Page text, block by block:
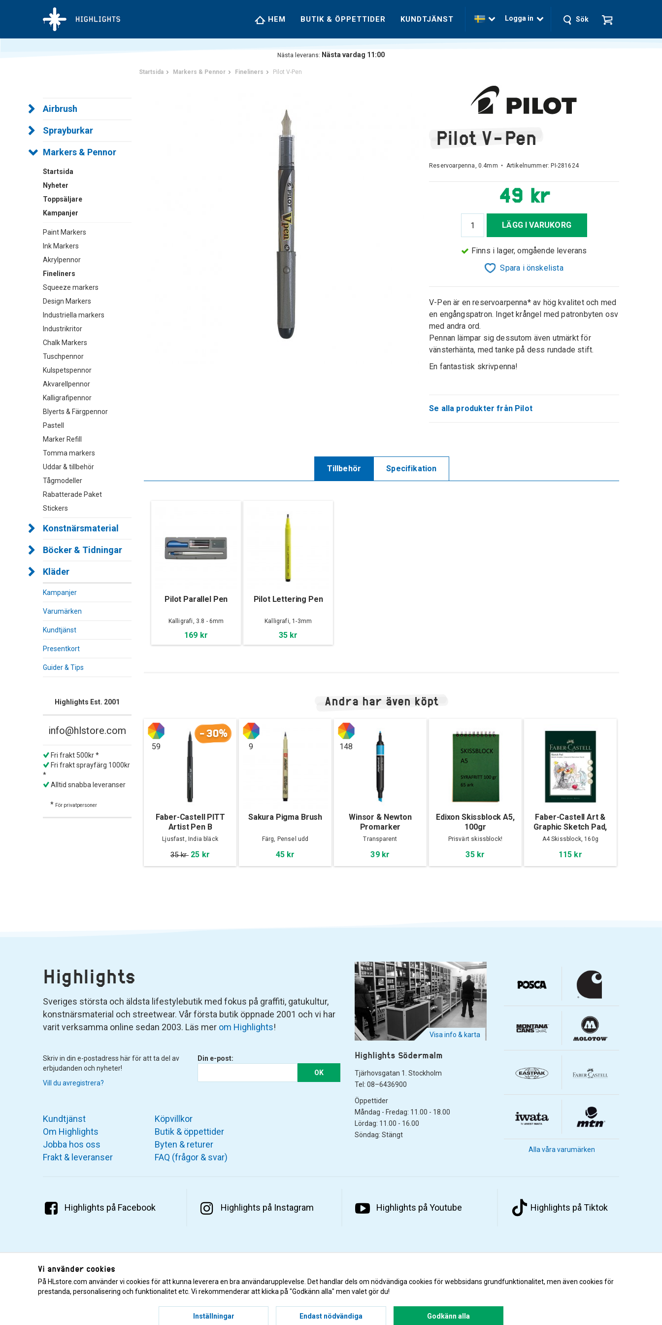
HEM BUTIK & ÖPPETTIDER KUNDTJÄNST Logga in Sök
Nästa leverans: Nästa vardag 11:00
Airbrush
Sprayburkar
Markers & Pennor
Startsida
Nyheter
Toppsäljare
Kampanjer
Paint Markers
Ink Markers
Akrylpennor
Fineliners
Squeeze markers
Design Markers
Industriella markers
Industrikritor
Chalk Markers
Tuschpennor
Kulspetspennor
Akvarellpennor
Kalligrafipennor
Blyerts & Färgpennor
Pastell
Marker Refill
Tomma markers
Uddar & tillbehör
Tågmodeller
Rabatterade Paket
Stickers
Konstnärsmaterial
Böcker & Tidningar
Kläder
Kampanjer
Varumärken
Kundtjänst
Presentkort
Guider & Tips
Highlights Est. 2001
info@hlstore.com
Fri frakt 500kr *
Fri frakt sprayfärg 1000kr
*
Alltid snabba leveranser
* För privatpersoner
Startsida Markers & Pennor Fineliners Pilot V-Pen
Pilot V-Pen
Reservoarpenna, 0.4mm • Artikelnummer: PI-281624
49 kr
LÄGG I VARUKORG
Finns i lager, omgående leverans
Spara i önskelista
V-Pen är en reservoarpenna* av hög kvalitet och med
en engångspatron. Inget krångel med patronbyten osv
med andra ord.
Pennan lämpar sig dessutom även utmärkt för
vänsterhänta, med tanke på dess rundade stift.
En fantastisk skrivpenna!
Se alla produkter från Pilot
Tillbehör Specifikation
Pilot Parallel Pen
Kalligrafi, 3.8 - 6mm
169 kr
Pilot Lettering Pen
Kalligrafi, 1-3mm
35 kr
Andra har även köpt
-30%
59
Faber-Castell PITT
Artist Pen B
Ljusfast, India bläck
35 kr 25 kr
9
Sakura Pigma Brush
Färg, Pensel udd
45 kr
148
Winsor & Newton
Promarker
Transparent
39 kr
Edixon Skissblock A5,
100gr
Prisvärt skissblock!
35 kr
Faber-Castell Art &
Graphic Sketch Pad,
A4
A4 Skissblock, 160g
115 kr
Highlights
Sveriges största och äldsta lifestylebutik med fokus på graffiti, gatukultur,
konstnärsmaterial och streetwear. Vår första butik öppnade 2001 och vi har
varit verksamma online sedan 2003. Läs mer om Highlights!
Skriv in din e-postadress här för att ta del av
erbjudanden och nyheter!
Vill du avregistrera?
Din e-post:
OK
Visa info & karta
Highlights Södermalm
Tjärhovsgatan 1. Stockholm
Tel: 08–6436900
Öppettider
Måndag - Fredag: 11.00 - 18.00
Lördag: 11.00 - 16.00
Söndag: Stängt
Kundtjänst
Om Highlights
Jobba hos oss
Frakt & leveranser
Köpvillkor
Butik & öppettider
Byten & returer
FAQ (frågor & svar)
Alla våra varumärken
Highlights på Facebook Highlights på Instagram Highlights på Youtube Highlights på Tiktok
© 2001–2026 Highlights/KR Distribution AB.
Vi använder cookies
På HLstore.com använder vi cookies för att kunna leverera en bra användarupplevelse. Det handlar dels om nödvändiga cookies för webbsidans grundfunktionalitet, men även cookies för
prestanda, personalisering och funktionalitet etc. Vi rekommenderar att klicka på "Godkänn alla" men valet gör du!
Inställningar Endast nödvändiga Godkänn alla